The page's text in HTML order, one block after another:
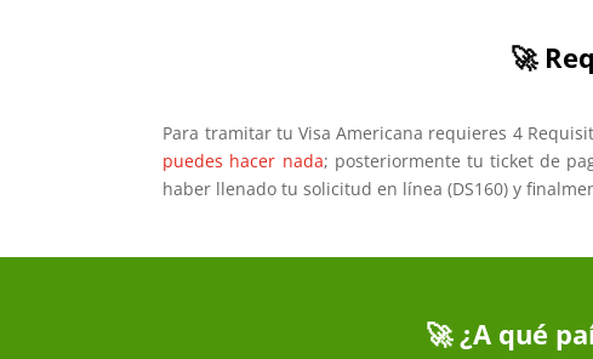
🚀
Para tramitar tu Visa Americana requieres 4
puedes hacer nada; posteriormente tu ticket de
haber llenado tu solicitud en línea (DS160) y
🚀 ¿A qué